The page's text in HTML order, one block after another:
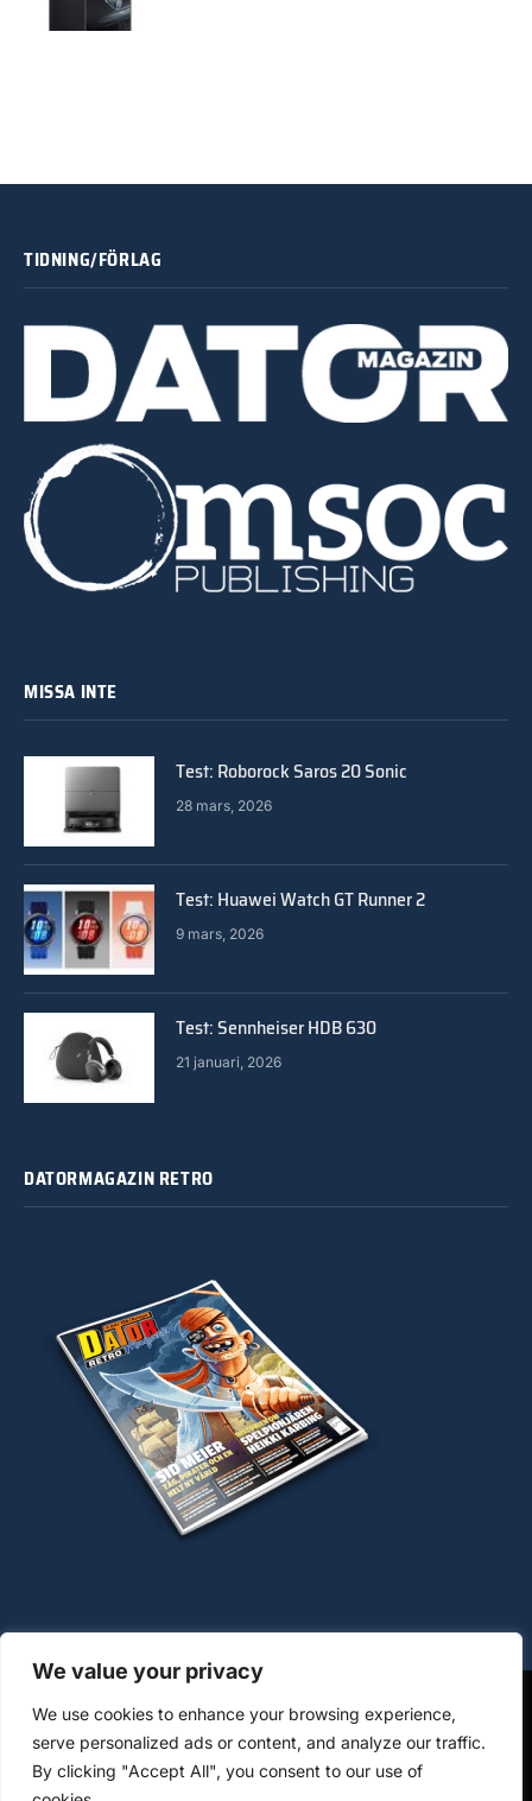
We value your privacy
We use cookies to enhance your browsing experience,
serve personalized ads or content, and analyze our traffic.
By clicking "Accept All", you consent to our use of
TIDNING/FÖRLAG
MISSA INTE
Test: Roborock Saros 20 Sonic
28 mars, 2026
Test: Huawei Watch GT Runner 2
9 mars, 2026
Test: Sennheiser HDB 630
21 januari, 2026
DATORMAGAZIN RETRO
OM COOKIES
HANTERING AV PERSONUPPGIFTER
KÖPVILLKOR WWW.DATORMAGAZIN.SE